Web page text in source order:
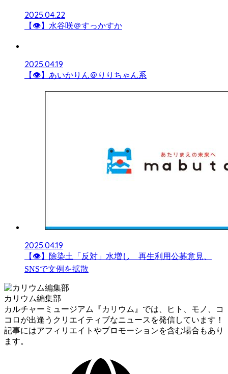
2025.04.22
【👁】水谷咲＠すっかすか
2025.04.19
【👁】あいかりん＠りりちゃん系
2025.04.19
【👁】除染土「反対」水増し 再生利用公募意見、
SNSで文例を拡散
カリウム編集部
カルチャーミュージアム『カリウム』では、ヒト、モノ、コ
コロが出逢うクリエイティブなニュースを発信しています！
記事にはアフィリエイトやプロモーションを含む場合もあり
ます。